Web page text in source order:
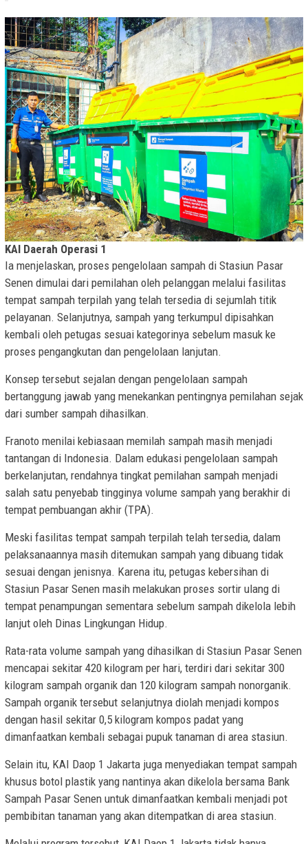
KAI Daerah Operasi 1
Ia menjelaskan, proses pengelolaan sampah di Stasiun Pasar
Senen dimulai dari pemilahan oleh pelanggan melalui fasilitas
tempat sampah terpilah yang telah tersedia di sejumlah titik
pelayanan. Selanjutnya, sampah yang terkumpul dipisahkan
kembali oleh petugas sesuai kategorinya sebelum masuk ke
proses pengangkutan dan pengelolaan lanjutan.
Konsep tersebut sejalan dengan pengelolaan sampah
bertanggung jawab yang menekankan pentingnya pemilahan sejak
dari sumber sampah dihasilkan.
Franoto menilai kebiasaan memilah sampah masih menjadi
tantangan di Indonesia. Dalam edukasi pengelolaan sampah
berkelanjutan, rendahnya tingkat pemilahan sampah menjadi
salah satu penyebab tingginya volume sampah yang berakhir di
tempat pembuangan akhir (TPA).
Meski fasilitas tempat sampah terpilah telah tersedia, dalam
pelaksanaannya masih ditemukan sampah yang dibuang tidak
sesuai dengan jenisnya. Karena itu, petugas kebersihan di
Stasiun Pasar Senen masih melakukan proses sortir ulang di
tempat penampungan sementara sebelum sampah dikelola lebih
lanjut oleh Dinas Lingkungan Hidup.
Rata-rata volume sampah yang dihasilkan di Stasiun Pasar Senen
mencapai sekitar 420 kilogram per hari, terdiri dari sekitar 300
kilogram sampah organik dan 120 kilogram sampah nonorganik.
Sampah organik tersebut selanjutnya diolah menjadi kompos
dengan hasil sekitar 0,5 kilogram kompos padat yang
dimanfaatkan kembali sebagai pupuk tanaman di area stasiun.
Selain itu, KAI Daop 1 Jakarta juga menyediakan tempat sampah
khusus botol plastik yang nantinya akan dikelola bersama Bank
Sampah Pasar Senen untuk dimanfaatkan kembali menjadi pot
pembibitan tanaman yang akan ditempatkan di area stasiun.